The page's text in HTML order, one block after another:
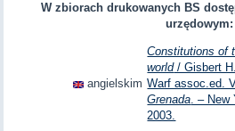
W zbiorach drukowanych BS
urzędowym:
angielskim
Constitutions of
world/ Gisbert
Warf assoc.ed.
Grenada. – New
2003.